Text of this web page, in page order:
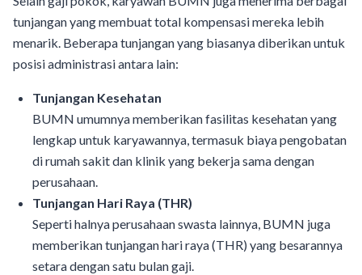
tunjangan yang membuat total kompensasi mereka lebih
menarik. Beberapa tunjangan yang biasanya diberikan untuk
posisi administrasi antara lain:
Tunjangan Kesehatan
BUMN umumnya memberikan fasilitas kesehatan yang
lengkap untuk karyawannya, termasuk biaya pengobatan
di rumah sakit dan klinik yang bekerja sama dengan
perusahaan.
Tunjangan Hari Raya (THR)
Seperti halnya perusahaan swasta lainnya, BUMN juga
memberikan tunjangan hari raya (THR) yang besarannya
setara dengan satu bulan gaji.